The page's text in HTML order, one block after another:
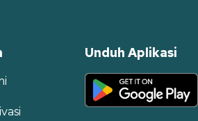
Unduh Aplikasi